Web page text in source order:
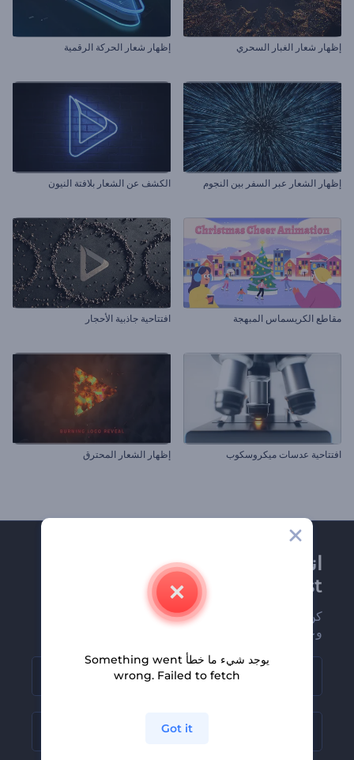
إظهار شعار الغبار السحري إظهار شعار الحركة الرقمية
إظهار الشعار عبر السفر بين النجوم الكشف عن الشعار بلافتة النيون
مقاطع الكريسماس المبهجة افتتاحية جاذبية الأحجار
افتتاحية عدسات ميكروسكوب إظهار الشعار المحترق
انضم إلى نشرة
Renderforest الإخبارية
كن من بين أوائل من يستلمون أحدث أخبارنا
وعروضنا
يوجد شيء ما خطأ Something went
wrong. Failed to fetch
Got it